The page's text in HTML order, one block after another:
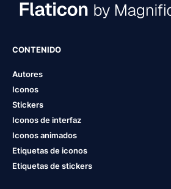
CONTENIDO
Autores
Iconos
Stickers
Iconos de interfaz
Iconos animados
Etiquetas de iconos
Etiquetas de stickers